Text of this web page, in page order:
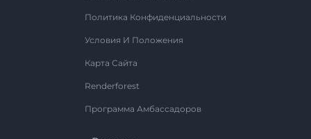
Политика Конфиденциальности
Условия И Положения
Карта Сайта
Renderforest
Программа Амбассадоров